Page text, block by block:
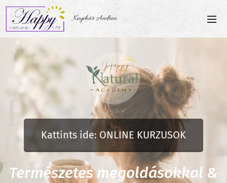
Knyihár Andrea
Kattints ide: ONLINE KURZUSOK
Természetes megoldásokkal &